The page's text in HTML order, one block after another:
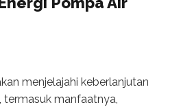
menjelajahi keberlanjutan
termasuk manfaatnya,